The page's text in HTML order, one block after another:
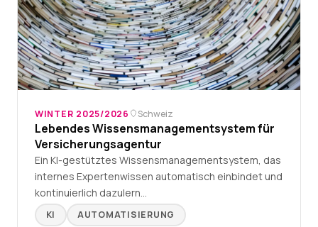
WINTER 2025/2026 Schweiz
Lebendes Wissensmanagementsystem für
Versicherungsagentur
Ein KI-gestütztes Wissensmanagementsystem, das
internes Expertenwissen automatisch einbindet und
kontinuierlich dazulern…
KI AUTOMATISIERUNG